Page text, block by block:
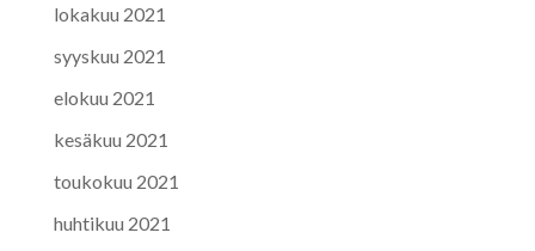
lokakuu 2021
syyskuu 2021
elokuu 2021
kesäkuu 2021
toukokuu 2021
huhtikuu 2021